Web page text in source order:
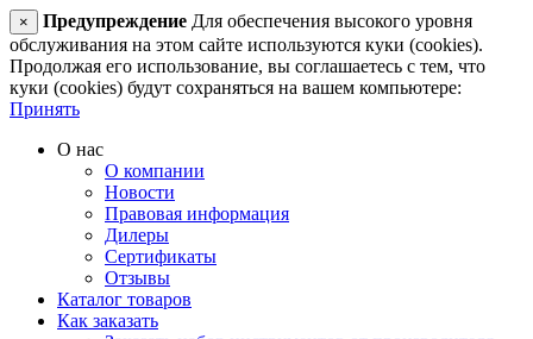
× Предупреждение Для обеспечения высокого уровня
обслуживания на этом сайте используются куки (cookies).
Продолжая его использование, вы соглашаетесь с тем, что
куки (cookies) будут сохраняться на вашем компьютере:
Принять
О нас
О компании
Новости
Правовая информация
Дилеры
Сертификаты
Отзывы
Каталог товаров
Как заказать